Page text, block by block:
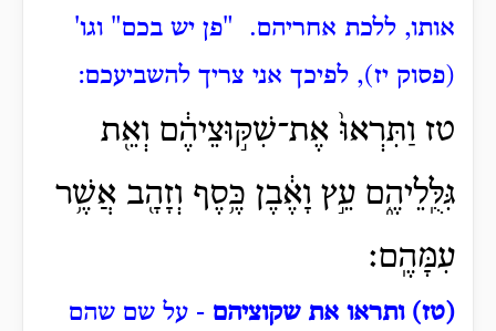
אותו, ללכת אחריהם. "פן יש בכם" וגו'
(פסוק יז), לפיכך אני צריך להשביעכם:
טז וַתִּרְאוּ֙ אֶת־שִׁקּ֣וּצֵיהֶ֔ם וְאֵ֖ת
גִּלֻּֽלֵיהֶ֑ם עֵ֣ץ וָאֶ֔בֶן כֶּ֥סֶף וְזָהָ֖ב אֲשֶׁ֥ר
עִמָּהֶֽם׃
(טז) ותראו את שקוציהם - על שם שהם